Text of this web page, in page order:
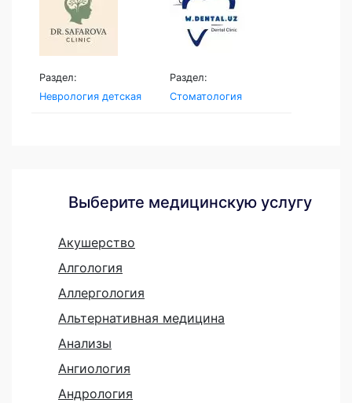
Раздел:
Неврология детская
Раздел:
Стоматология
Выберите медицинскую услугу
Акушерство
Алгология
Аллергология
Альтернативная медицина
Анализы
Ангиология
Андрология